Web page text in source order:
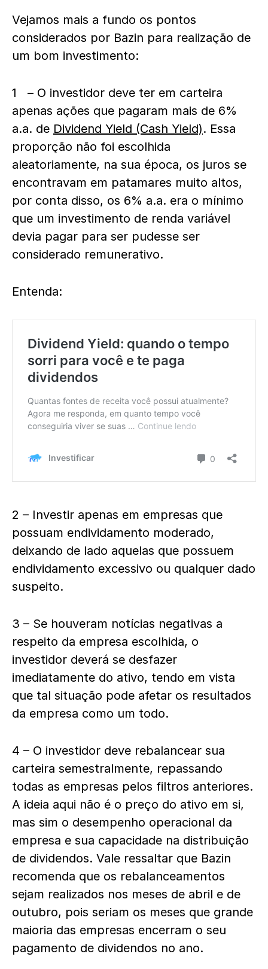
Vejamos mais a fundo os pontos
considerados por Bazin para realização de
um bom investimento:
1 – O investidor deve ter em carteira
apenas ações que pagaram mais de 6%
a.a. de Dividend Yield (Cash Yield). Essa
proporção não foi escolhida
aleatoriamente, na sua época, os juros se
encontravam em patamares muito altos,
por conta disso, os 6% a.a. era o mínimo
que um investimento de renda variável
devia pagar para ser pudesse ser
considerado remunerativo.
Entenda:
2 – Investir apenas em empresas que
possuam endividamento moderado,
deixando de lado aquelas que possuem
endividamento excessivo ou qualquer dado
suspeito.
3 – Se houveram notícias negativas a
respeito da empresa escolhida, o
investidor deverá se desfazer
imediatamente do ativo, tendo em vista
que tal situação pode afetar os resultados
da empresa como um todo.
4 – O investidor deve rebalancear sua
carteira semestralmente, repassando
todas as empresas pelos filtros anteriores.
A ideia aqui não é o preço do ativo em si,
mas sim o desempenho operacional da
empresa e sua capacidade na distribuição
de dividendos. Vale ressaltar que Bazin
recomenda que os rebalanceamentos
sejam realizados nos meses de abril e de
outubro, pois seriam os meses que grande
maioria das empresas encerram o seu
pagamento de dividendos no ano.